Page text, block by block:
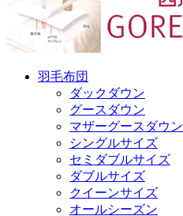
羽毛布団
ダックダウン
グースダウン
マザーグースダウン
シングルサイズ
セミダブルサイズ
ダブルサイズ
クイーンサイズ
オールシーズン